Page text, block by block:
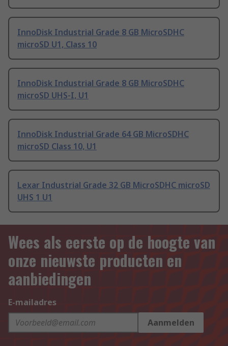
InnoDisk Industrial Grade 8 GB MicroSDHC
microSD U1, Class 10
InnoDisk Industrial Grade 8 GB MicroSDHC
microSD UHS-I, U1
InnoDisk Industrial Grade 64 GB MicroSDHC
microSD Class 10, U1
Lexar Industrial Grade 32 GB MicroSDHC microSD
UHS 1 U1
Wees als eerste op de hoogte van
onze nieuwste producten en
aanbiedingen
E-mailadres
Aanmelden